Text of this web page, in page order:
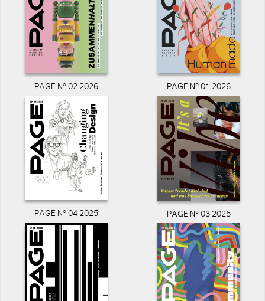
PAGE N° 02 2026 PAGE N° 01 2026
PAGE N° 04 2025 PAGE N° 03 2025